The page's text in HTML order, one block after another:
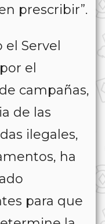
prescribir”.
el Servel
el
campañas,
de las
ilegales,
ha
para que